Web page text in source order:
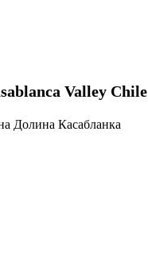
Valley Chile
Долина Касабланка